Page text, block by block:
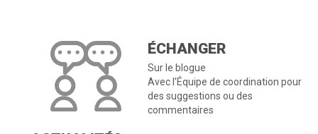
ÉCHANGER
Sur le blogue
Avec l’Équipe de coordination pour
des suggestions ou des
commentaires